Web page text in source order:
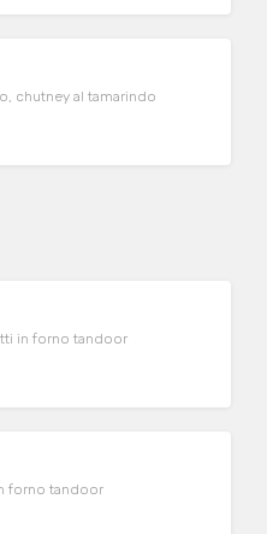
chutney al tamarindo
in forno tandoor
forno tandoor